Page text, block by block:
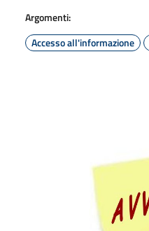
Argomenti:
Accesso all'informazione